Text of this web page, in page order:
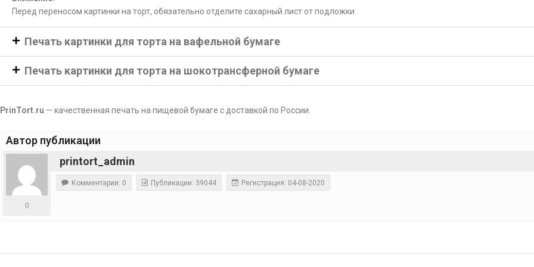
Перед переносом картинки на торт, обязательно отделите сахарный лист от подложки.
Печать картинки для торта на вафельной бумаге
Печать картинки для торта на шокотрансферной бумаге
PrinTort.ru — качественная печать на пищевой бумаге с доставкой по России.
Автор публикации
printort_admin
0
Комментарии: 0 Публикации: 39044 Регистрация: 04-08-2020